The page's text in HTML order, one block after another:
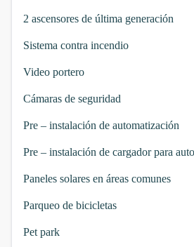
2 ascensores de última generación
Sistema contra incendio
Video portero
Cámaras de seguridad
Pre – instalación de automatización
Pre – instalación de cargador para
Paneles solares en áreas comunes
Parqueo de bicicletas
Pet park